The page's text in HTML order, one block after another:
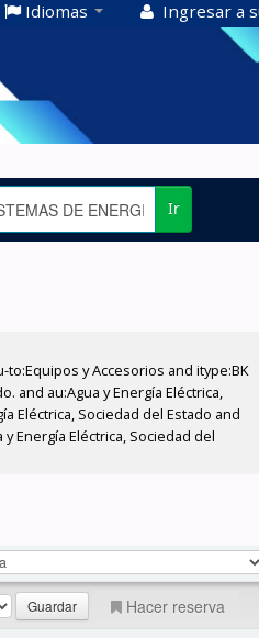
Idiomas Ingresar a
Ir
to:Equipos y Accesorios and itype:BK
and au:Agua y Energía Eléctrica,
Eléctrica, Sociedad del Estado and
Energía Eléctrica, Sociedad del
Hacer reserva